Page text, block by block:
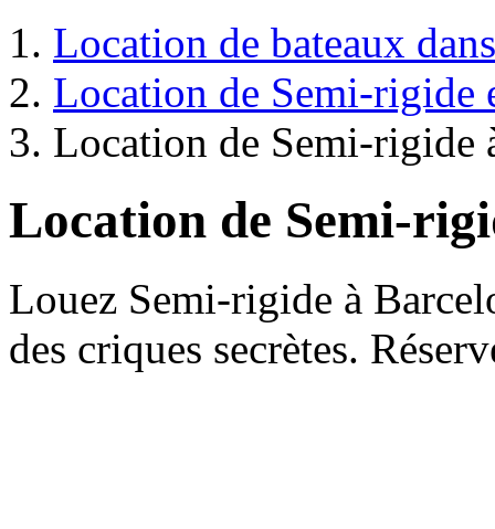
Location de bateaux
Location de Semi-rigide
Location de Semi-rigide
Location de Semi-
Louez Semi-rigide à
des criques secrètes.